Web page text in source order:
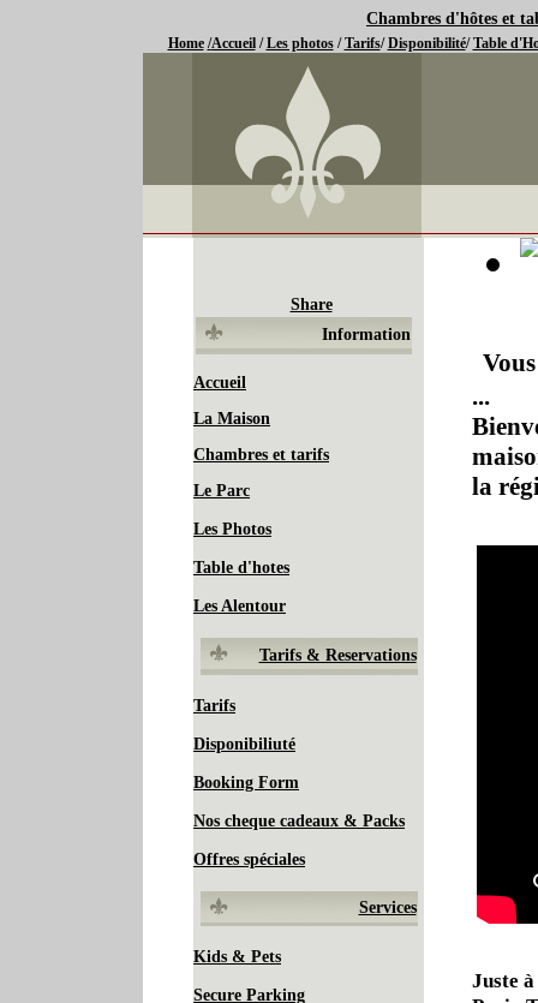
Chambres d'hôtes et
Home /Accueil/Les photos/Tarifs/Disponibilité/Table
Share
Information
Accueil
La Maison
Chambres et tarifs
Le Parc
Les Photos
Table d'hotes
Les Alentour
Tarifs & Reservations
Tarifs
Disponibiliuté
Booking Form
Nos cheque cadeaux & Packs
Offres spéciales
Services
Kids & Pets
Secure Parking
...
la
Juste